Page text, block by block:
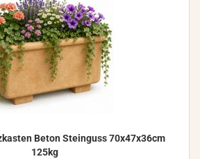
Beton Stein­guss 70x47x36cm
125kg